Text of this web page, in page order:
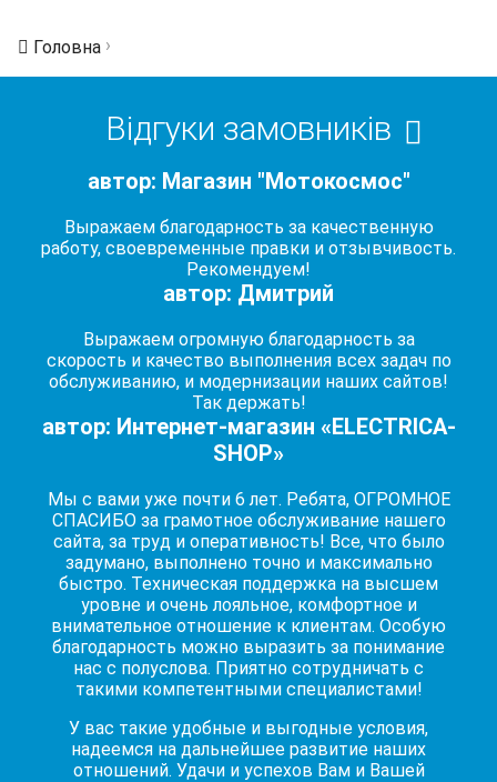
Головна ›
Відгуки замовників
автор: Магазин "Мотокосмос"
Выражаем благодарность за качественную
работу, своевременные правки и отзывчивость.
Рекомендуем!
автор: Дмитрий
Выражаем огромную благодарность за
скорость и качество выполнения всех задач по
обслуживанию, и модернизации наших сайтов!
Так держать!
автор: Интернет-магазин «ELECTRICA-
SHOP»
Мы с вами уже почти 6 лет. Ребята, ОГРОМНОЕ
СПАСИБО за грамотное обслуживание нашего
сайта, за труд и оперативность! Все, что было
задумано, выполнено точно и максимально
быстро. Техническая поддержка на высшем
уровне и очень лояльное, комфортное и
внимательное отношение к клиентам. Особую
благодарность можно выразить за понимание
нас с полуслова. Приятно сотрудничать с
такими компетентными специалистами!
У вас такие удобные и выгодные условия,
надеемся на дальнейшее развитие наших
отношений. Удачи и успехов Вам и Вашей